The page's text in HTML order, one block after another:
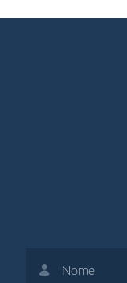
secado à sombra e